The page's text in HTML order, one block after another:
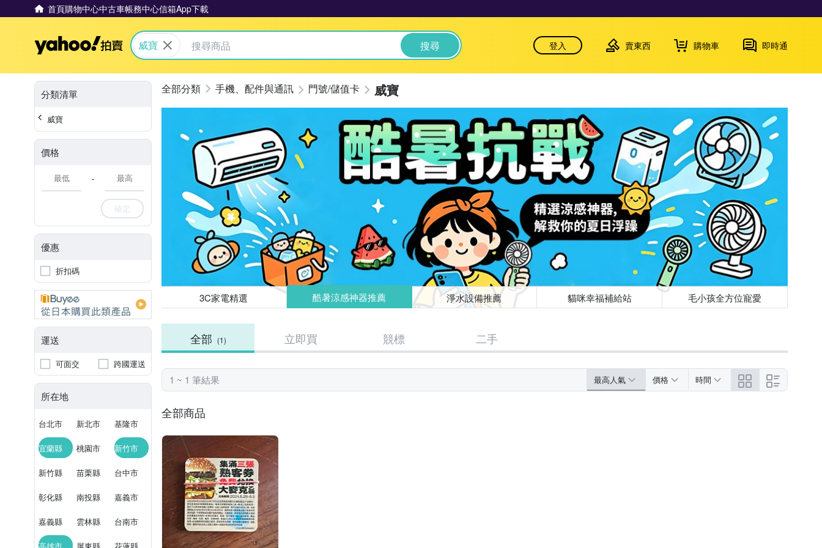
首頁購物中心中古車帳務中心信箱App下載
Yahoo拍賣
威寶 搜尋 登入 賣東西 購物車 即時通
分類清單
威寶
價格
-
確定
優惠
折扣碼
運送
可面交 跨國運送
所在地
台北市 新北市 基隆市
宜蘭縣 桃園市 新竹市
新竹縣 苗栗縣 台中市
彰化縣 南投縣 嘉義市
嘉義縣 雲林縣 台南市
手機、配件與通訊 門號/儲值卡 威寶
3C家電精選 酷暑涼感神器推薦 淨水設備推薦 貓咪幸福補給站 毛小孩全方位寵愛
全部 (1) 立即買 競標 二手
1 ~ 1 筆結果 最高人氣 價格 時間
全部商品